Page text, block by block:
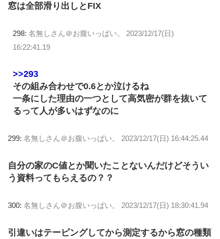
窓は全部滑り出しとFIX
298: 名無しさん＠お腹いっぱい。
2023/12/17(日)
16:22:41.19
>>293
その組み合わせで0.6とか泣けるね
一条にした理由の一つとして高気密が群を抜いて
るって人が多いはずなのに
299: 名無しさん＠お腹いっぱい。 2023/12/17(日) 16:44:25.44
自分の家のC値とか聞いたことないんだけどそうい
う資料ってもらえるの？？
300: 名無しさん＠お腹いっぱい。 2023/12/17(日) 18:30:41.94
引違いはテーピングしてから測定するから窓の種類